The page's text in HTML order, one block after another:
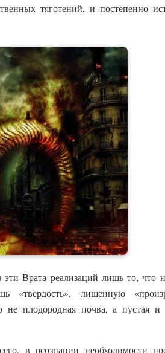
тяготений, и постепенно
Врата реализаций лишь то, что
«твердость», лишенную
плодородная почва, а пустая и
в осознании необходимости